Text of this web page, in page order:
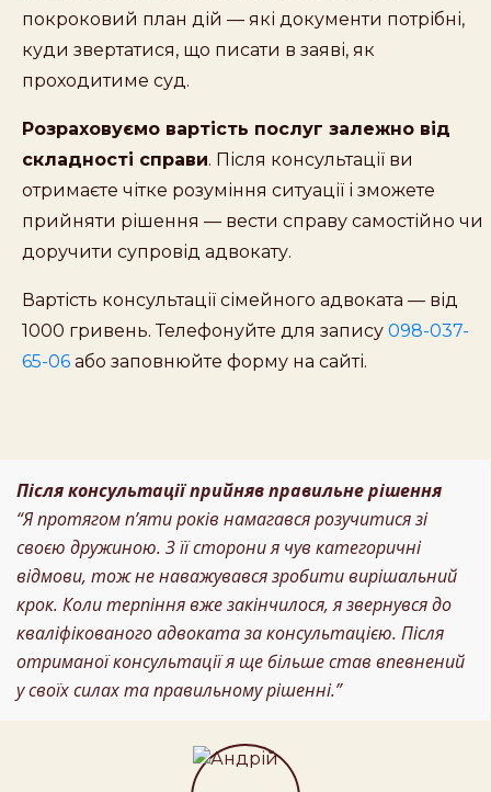
покроковий план дій — які документи потрібні,
куди звертатися, що писати в заяві, як
проходитиме суд.
Розраховуємо вартість послуг залежно від
складності справи. Після консультації ви
отримаєте чітке розуміння ситуації і зможете
прийняти рішення — вести справу самостійно чи
доручити супровід адвокату.
Вартість консультації сімейного адвоката — від
1000 гривень. Телефонуйте для запису 098-037-
65-06 або заповнюйте форму на сайті.
Після консультації прийняв правильне рішення
“Я протягом п’яти років намагався розучитися зі
своєю дружиною. З її сторони я чув категоричні
відмови, тож не наважувався зробити вирішальний
крок. Коли терпіння вже закінчилося, я звернувся до
кваліфікованого адвоката за консультацією. Після
отриманої консультації я ще більше став впевнений
у своїх силах та правильному рішенні.”